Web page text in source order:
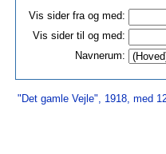
Vis sider fra og med:
Vis sider til og med:
Navnerum:
"Det gamle Vejle", 1918, med